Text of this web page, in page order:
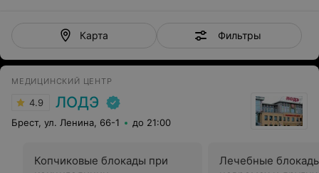
Карта Фильтры
МЕДИЦИНСКИЙ ЦЕНТР
4.9 ЛОДЭ
Брест, ул. Ленина, 66-1 до 21:00
Копчиковые блокады при
Лечебные